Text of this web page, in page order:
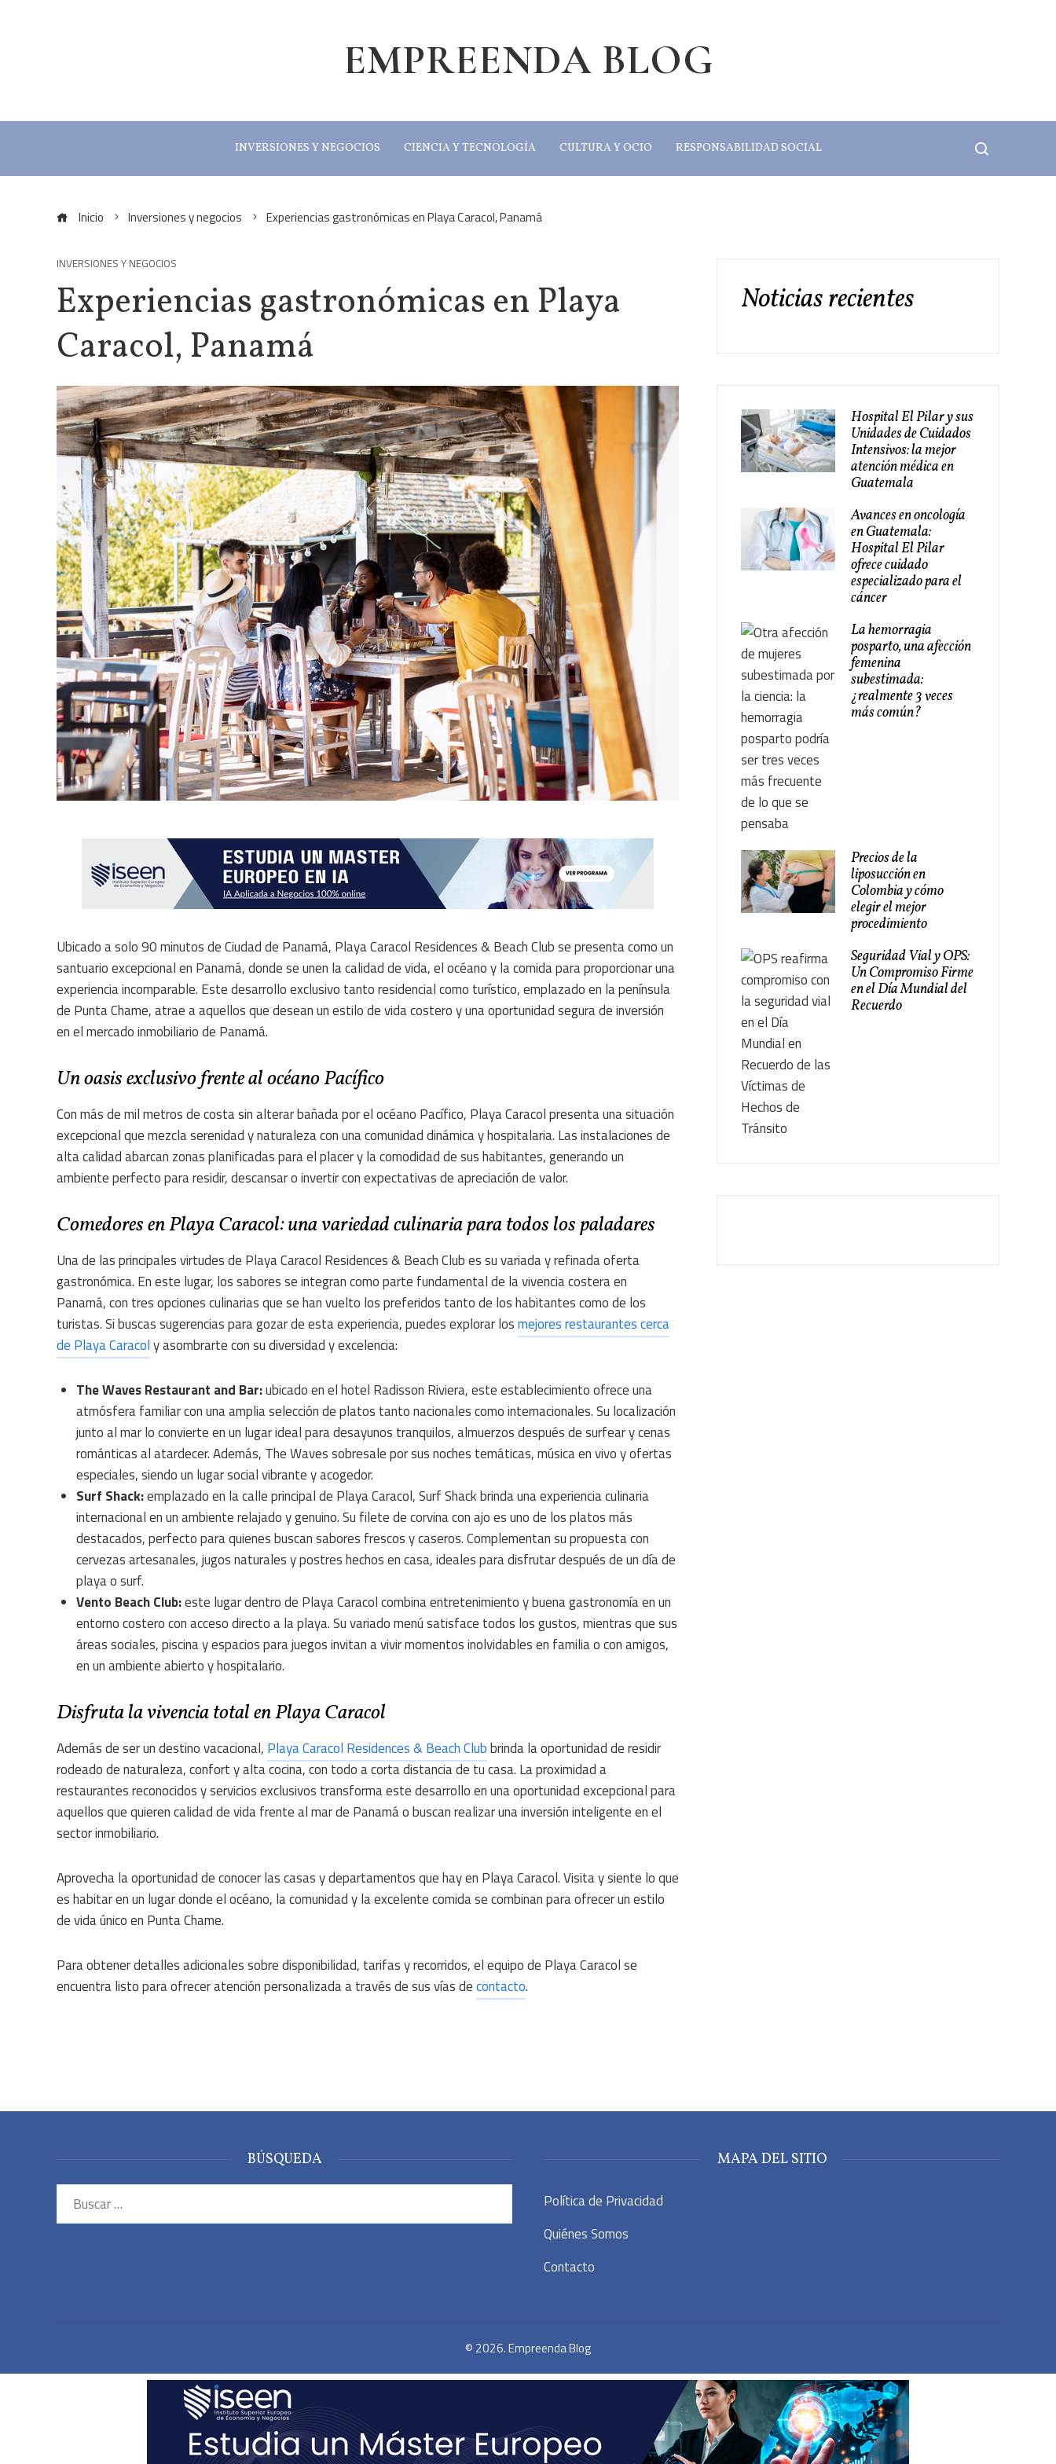
EMPREENDA BLOG
INVERSIONES Y NEGOCIOS CIENCIA Y TECNOLOGÍA CULTURA Y OCIO RESPONSABILIDAD SOCIAL
Inicio Inversiones y negocios Experiencias gastronómicas en Playa Caracol, Panamá
INVERSIONES Y NEGOCIOS
Experiencias gastronómicas en Playa
Caracol, Panamá
Ubicado a solo 90 minutos de Ciudad de Panamá, Playa Caracol Residences & Beach Club se presenta como un
santuario excepcional en Panamá, donde se unen la calidad de vida, el océano y la comida para proporcionar una
experiencia incomparable. Este desarrollo exclusivo tanto residencial como turístico, emplazado en la península
de Punta Chame, atrae a aquellos que desean un estilo de vida costero y una oportunidad segura de inversión
en el mercado inmobiliario de Panamá.
Un oasis exclusivo frente al océano Pacífico
Con más de mil metros de costa sin alterar bañada por el océano Pacífico, Playa Caracol presenta una situación
excepcional que mezcla serenidad y naturaleza con una comunidad dinámica y hospitalaria. Las instalaciones de
alta calidad abarcan zonas planificadas para el placer y la comodidad de sus habitantes, generando un
ambiente perfecto para residir, descansar o invertir con expectativas de apreciación de valor.
Comedores en Playa Caracol: una variedad culinaria para todos los paladares
Una de las principales virtudes de Playa Caracol Residences & Beach Club es su variada y refinada oferta
gastronómica. En este lugar, los sabores se integran como parte fundamental de la vivencia costera en
Panamá, con tres opciones culinarias que se han vuelto los preferidos tanto de los habitantes como de los
turistas. Si buscas sugerencias para gozar de esta experiencia, puedes explorar losmejores restaurantes cerca
de Playa Caracoly asombrarte con su diversidad y excelencia:
The Waves Restaurant and Bar:ubicado en el hotel Radisson Riviera, este establecimiento ofrece una
atmósfera familiar con una amplia selección de platos tanto nacionales como internacionales. Su localización
junto al mar lo convierte en un lugar ideal para desayunos tranquilos, almuerzos después de surfear y cenas
románticas al atardecer. Además, The Waves sobresale por sus noches temáticas, música en vivo y ofertas
especiales, siendo un lugar social vibrante y acogedor.
Surf Shack:emplazado en la calle principal de Playa Caracol, Surf Shack brinda una experiencia culinaria
internacional en un ambiente relajado y genuino. Su filete de corvina con ajo es uno de los platos más
destacados, perfecto para quienes buscan sabores frescos y caseros. Complementan su propuesta con
cervezas artesanales, jugos naturales y postres hechos en casa, ideales para disfrutar después de un día de
playa o surf.
Vento Beach Club:este lugar dentro de Playa Caracol combina entretenimiento y buena gastronomía en un
entorno costero con acceso directo a la playa. Su variado menú satisface todos los gustos, mientras que sus
áreas sociales, piscina y espacios para juegos invitan a vivir momentos inolvidables en familia o con amigos,
en un ambiente abierto y hospitalario.
Disfruta la vivencia total en Playa Caracol
Además de ser un destino vacacional, Playa Caracol Residences & Beach Clubbrinda la oportunidad de residir
rodeado de naturaleza, confort y alta cocina, con todo a corta distancia de tu casa. La proximidad a
restaurantes reconocidos y servicios exclusivos transforma este desarrollo en una oportunidad excepcional para
aquellos que quieren calidad de vida frente al mar de Panamá o buscan realizar una inversión inteligente en el
sector inmobiliario.
Aprovecha la oportunidad de conocer las casas y departamentos que hay en Playa Caracol. Visita y siente lo que
es habitar en un lugar donde el océano, la comunidad y la excelente comida se combinan para ofrecer un estilo
de vida único en Punta Chame.
Para obtener detalles adicionales sobre disponibilidad, tarifas y recorridos, el equipo de Playa Caracol se
encuentra listo para ofrecer atención personalizada a través de sus vías decontacto.
Noticias recientes
Hospital El Pilar y sus
Unidades de Cuidados
Intensivos: la mejor
atención médica en
Guatemala
Avances en oncología
en Guatemala:
Hospital El Pilar
ofrece cuidado
especializado para el
cáncer
La hemorragia
posparto, una afección
femenina
subestimada:
¿realmente 3 veces
más común?
Precios de la
liposucción en
Colombia y cómo
elegir el mejor
procedimiento
Seguridad Vial y OPS:
Un Compromiso Firme
en el Día Mundial del
Recuerdo
BÚSQUEDA MAPA DEL SITIO
Política de Privacidad
Quiénes Somos
Contacto
© 2026. Empreenda Blog